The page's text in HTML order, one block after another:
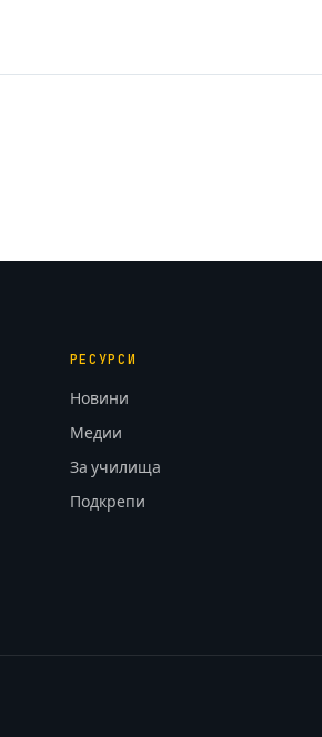
РЕСУРСИ
Новини
Медии
За училища
Подкрепи